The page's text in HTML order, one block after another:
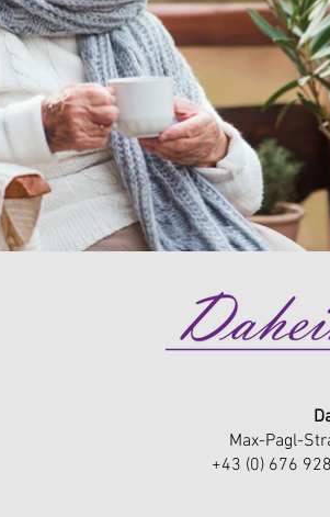
Max-Pagl-
+43 (0) 676